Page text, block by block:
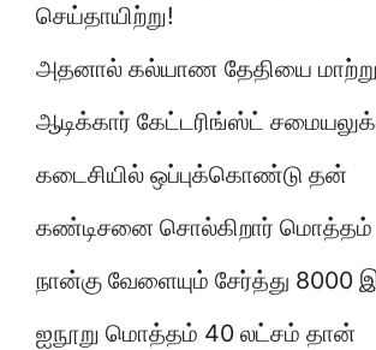
செய்தாயிற்று!
அதனால் கல்யாண தேதியை
ஆடிக்கார் கேட்டரிங்ஸ்ட்
கடைசியில் ஒப்புக்கொண்டு தன்
கண்டிசனை சொல்கிறார் மொத்தம்
நான்கு வேளையும் சேர்த்து 8000
ஐநூறு மொத்தம் 40 லட்சம் தான்